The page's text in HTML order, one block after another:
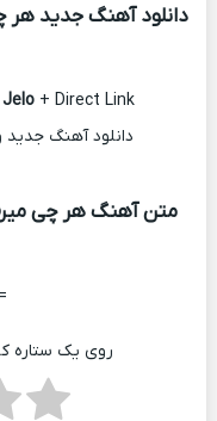
دانلود آهنگ جدید هر
+ Direct Link
دانلود آهنگ
متن آهنگ هر چی
روی یک ستاره